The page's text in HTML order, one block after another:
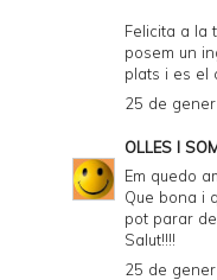
Felicita a la
posem un
plats i es el
25 de
OLLES I
Em quedo
Que bona i
pot parar
Salut!!!!
25 de